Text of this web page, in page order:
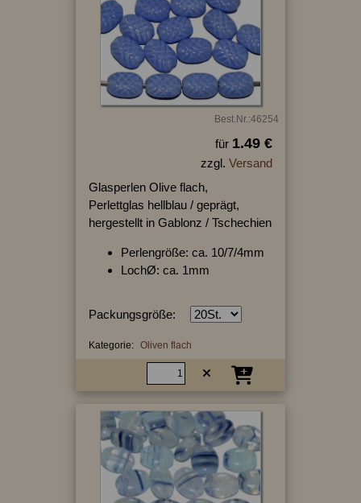
Best.Nr.:46254
für 1.49 €
zzgl. Versand
Glasperlen Olive flach,
Perlettglas hellblau / geprägt,
hergestellt in Gablonz / Tschechien
Perlengröße: ca. 10/7/4mm
LochØ: ca. 1mm
Packungsgröße:
Kategorie: Oliven flach